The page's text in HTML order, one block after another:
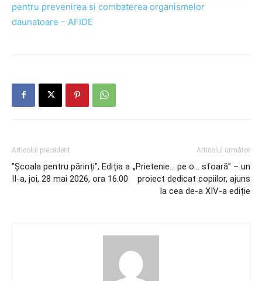
pentru prevenirea si combaterea organismelor
daunatoare – AFIDE
Articolul precedent
”Școala pentru părinți”, Ediția a
II-a, joi, 28 mai 2026, ora 16.00
Articolul următor
„Prietenie… pe o… sfoară” – un
proiect dedicat copiilor, ajuns
la cea de-a XIV-a ediție